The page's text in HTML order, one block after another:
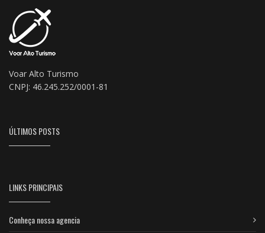
Voar Alto Turismo
CNPJ: 46.245.252/0001-81
ÚLTIMOS POSTS
LINKS PRINCIPAIS
Conheça nossa agencia